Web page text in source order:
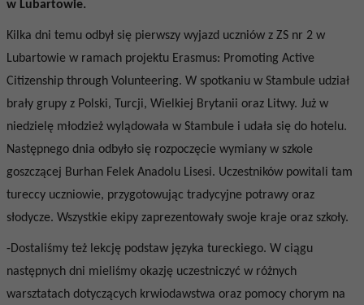
w Lubartowie.
Kilka dni temu odbył się pierwszy wyjazd uczniów z ZS nr 2 w
Lubartowie w ramach projektu Erasmus: Promoting Active
Citizenship through Volunteering. W spotkaniu w Stambule udział
brały grupy z Polski, Turcji, Wielkiej Brytanii oraz Litwy. Już w
niedzielę młodzież wylądowała w Stambule i udała się do hotelu.
Następnego dnia odbyło się rozpoczęcie wymiany w szkole
goszczącej Burhan Felek Anadolu Lisesi. Uczestników powitali tam
tureccy uczniowie, przygotowując tradycyjne potrawy oraz
słodycze. Wszystkie ekipy zaprezentowały swoje kraje oraz szkoły.
-Dostaliśmy też lekcję podstaw języka tureckiego. W ciągu
następnych dni mieliśmy okazję uczestniczyć w różnych
warsztatach dotyczących krwiodawstwa oraz pomocy chorym na